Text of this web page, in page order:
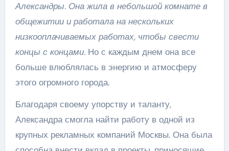
Александры. Она жила в небольшой комнате в
общежитии и работала на нескольких
низкооплачиваемых работах, чтобы свести
концы с концами.Но с каждым днем она все
больше влюблялась в энергию и атмосферу
этого огромного города.
Благодаря своему упорству и таланту,
Александра смогла найти работу в одной из
крупных рекламных компаний Москвы. Она была